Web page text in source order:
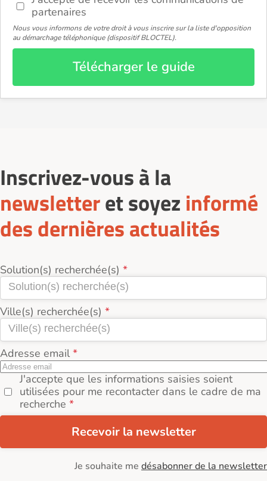
partenaires
Nous vous informons de votre droit à vous inscrire sur la liste d'opposition
au démarchage téléphonique (dispositif BLOCTEL).
Télécharger le guide
Inscrivez-vous à la
newsletteret soyez informé
des dernières actualités
Solution(s) recherchée(s)
Ville(s) recherchée(s)
Adresse email
J'accepte que les informations saisies soient
utilisées pour me recontacter dans le cadre de ma
recherche
Recevoir la newsletter
Je souhaite me désabonner de la newsletter